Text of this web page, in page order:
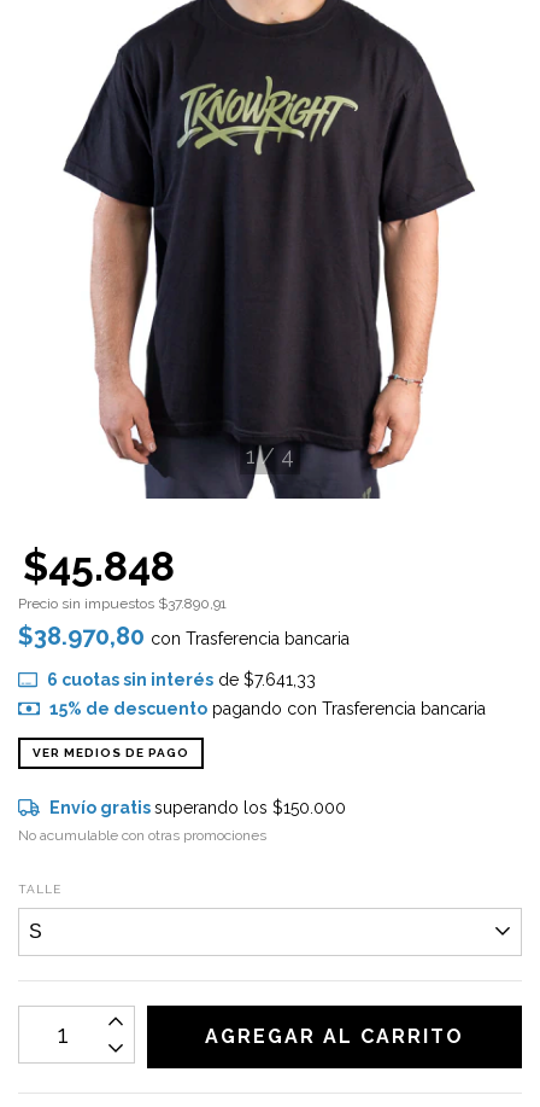
1/ 4
$45.848
Precio sin impuestos $37.890,91
$38.970,80 con Trasferencia bancaria
6 cuotas sin interésde $7.641,33
15% de descuentopagando con Trasferencia bancaria
VER MEDIOS DE PAGO
Envío gratissuperando los $150.000
No acumulable con otras promociones
TALLE